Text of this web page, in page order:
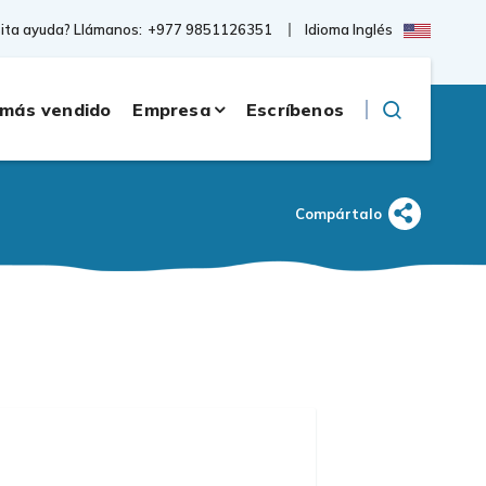
ayuda? Llámanos: +977 9851126351 Idioma Inglés
vendido Empresa Escríbenos
Compártalo